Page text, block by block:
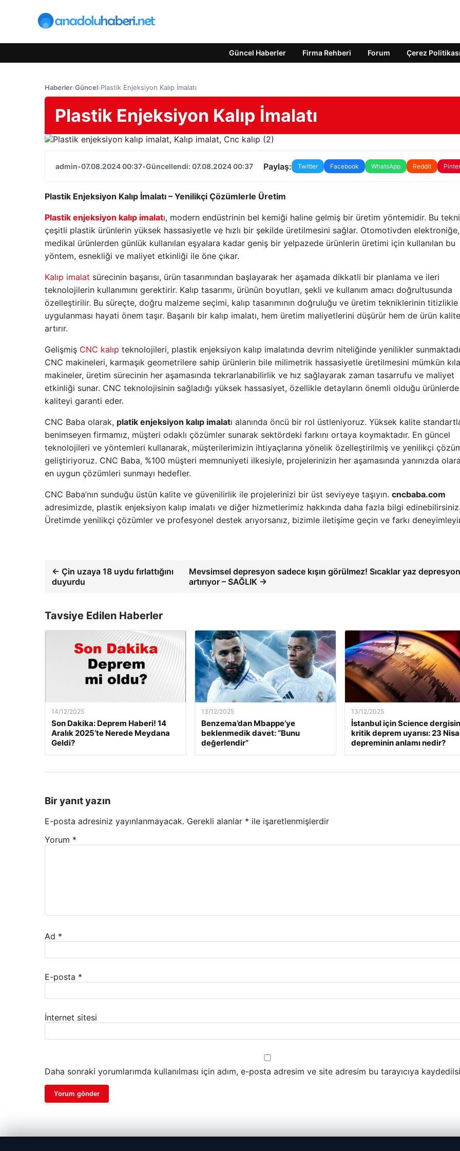
Güncel Haberler Firma Rehberi Forum Çerez Politikası
Haberler›Güncel›Plastik Enjeksiyon Kalıp İmalatı
Plastik Enjeksiyon Kalıp İmalatı
admin•07.08.2024 00:37•Güncellendi: 07.08.2024 00:37 Paylaş: Twitter Facebook WhatsApp Reddit
Plastik Enjeksiyon Kalıp İmalatı – Yenilikçi Çözümlerle Üretim
Plastik enjeksiyon kalıp imalatı, modern endüstrinin bel kemiği haline gelmiş bir üretim yöntemidir. Bu
çeşitli plastik ürünlerin yüksek hassasiyetle ve hızlı bir şekilde üretilmesini sağlar. Otomotivden elektroniğe,
medikal ürünlerden günlük kullanılan eşyalara kadar geniş bir yelpazede ürünlerin üretimi için kullanılan bu
yöntem, esnekliği ve maliyet etkinliği ile öne çıkar.
Kalıp imalat sürecinin başarısı, ürün tasarımından başlayarak her aşamada dikkatli bir planlama ve ileri
teknolojilerin kullanımını gerektirir. Kalıp tasarımı, ürünün boyutları, şekli ve kullanım amacı doğrultusunda
özelleştirilir. Bu süreçte, doğru malzeme seçimi, kalıp tasarımının doğruluğu ve üretim tekniklerinin titizlikle
uygulanması hayati önem taşır. Başarılı bir kalıp imalatı, hem üretim maliyetlerini düşürür hem de ürün
artırır.
Gelişmiş CNC kalıp teknolojileri, plastik enjeksiyon kalıp imalatında devrim niteliğinde yenilikler
CNC makineleri, karmaşık geometrilere sahip ürünlerin bile milimetrik hassasiyetle üretilmesini mümkün
makineler, üretim sürecinin her aşamasında tekrarlanabilirlik ve hız sağlayarak zaman tasarrufu ve maliyet
etkinliği sunar. CNC teknolojisinin sağladığı yüksek hassasiyet, özellikle detayların önemli olduğu ürünlerde
kaliteyi garanti eder.
CNC Baba olarak, platik enjeksiyon kalıp imalatı alanında öncü bir rol üstleniyoruz. Yüksek kalite
benimseyen firmamız, müşteri odaklı çözümler sunarak sektördeki farkını ortaya koymaktadır. En güncel
teknolojileri ve yöntemleri kullanarak, müşterilerimizin ihtiyaçlarına yönelik özelleştirilmiş ve yenilikçi
geliştiriyoruz. CNC Baba, %100 müşteri memnuniyeti ilkesiyle, projelerinizin her aşamasında yanınızda
en uygun çözümleri sunmayı hedefler.
CNC Baba’nın sunduğu üstün kalite ve güvenilirlik ile projelerinizi bir üst seviyeye taşıyın. cncbaba.com
adresimizde, plastik enjeksiyon kalıp imalatı ve diğer hizmetlerimiz hakkında daha fazla bilgi edinebilirsiniz.
Üretimde yenilikçi çözümler ve profesyonel destek arıyorsanız, bizimle iletişime geçin ve farkı
← Çin uzaya 18 uydu fırlattığını
duyurdu
Mevsimsel depresyon sadece kışın görülmez! Sıcaklar yaz
artırıyor – SAĞLIK →
Tavsiye Edilen Haberler
14/12/2025
Son Dakika: Deprem Haberi! 14
Aralık 2025’te Nerede Meydana
Geldi?
13/12/2025
Benzema’dan Mbappe’ye
beklenmedik davet: “Bunu
değerlendir”
13/12/2025
İstanbul için Science
kritik deprem uyarısı: 23
depreminin anlamı nedir?
Bir yanıt yazın
E-posta adresiniz yayınlanmayacak. Gerekli alanlar * ile işaretlenmişlerdir
Yorum *
Ad *
E-posta *
İnternet sitesi
Daha sonraki yorumlarımda kullanılması için adım, e-posta adresim ve site adresim bu tarayıcıya